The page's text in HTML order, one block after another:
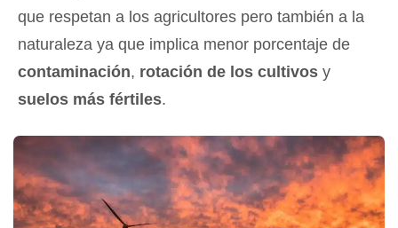
que respetan a los agricultores pero también a la
naturaleza ya que implica menor porcentaje de
contaminación, rotación de los cultivos y
suelos más fértiles.